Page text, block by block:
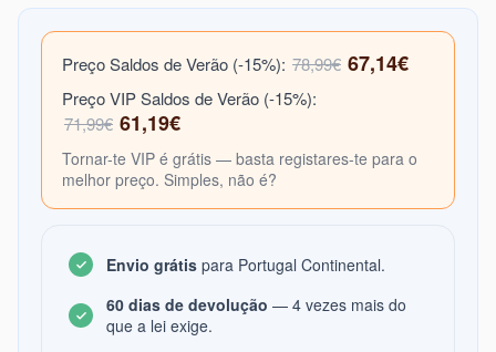
Preço Saldos de Verão (-15%): 78,99€ 67,14€
Preço VIP Saldos de Verão (-15%):
71,99€ 61,19€
Tornar-te VIP é grátis — basta registares-te para o
melhor preço. Simples, não é?
Envio grátis para Portugal Continental.
60 dias de devolução — 4 vezes mais do
que a lei exige.